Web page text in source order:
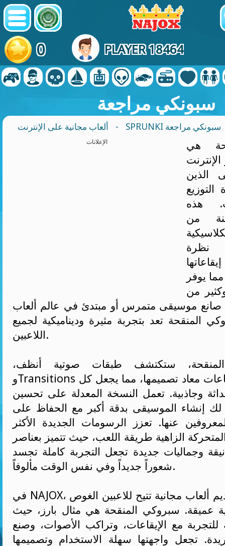
0 PLAYER 18464
سبونكي مراجعة
ألعاب مجانية على الإنترنت - مراجعة
الإعلانات
هي
الإنترنت
الذين
هذه
من
نظرة
يوفر
من
صانع موسيقى متمرس أو مبتدئ في عالم ألعاب
المنقحة تعد بتجربة مثيرة وديناميكية لجميع
اللاعبين.
ستكتشف طبقات صوتية أنظف،
وTransitions أكثر سلاسة، وإيقاعات معاد تصميمها، مما يجعل كل
وجاذبية. تعمل النسخة المعدلة على تحسين
لك إنشاء الموسيقى بدقة أكبر مع الحفاظ على
عنها. تعزز الرسومات الجديدة الأكثر
الزاهية طريقة اللعب، حيث تتميز بعناصر
وجماليات جديدة تجعل التجربة كاملة تجسد
شعوراً جديداً وفي نفس الوقت مألوفاً.
في NAJOX، نحن فخورون بتقديم ألعاب مجانية تتيح للاعبين الغوص
عميقة. سبروكي المنقحة هي مثال بارز، حيث
مع الإيقاعات، وتراكب الأصوات، وصنع
تجعل واجهتها سهلة الاستخدام وتصميمها